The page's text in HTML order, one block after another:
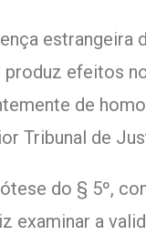
estrangeira
produz efeitos
de
Tribunal de
do § 5º,
examinar a